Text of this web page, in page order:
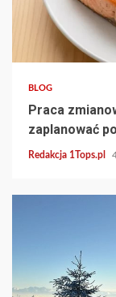
3 min read
BLOG
Praca
zaplanować
Redakcja 1Tops.pl